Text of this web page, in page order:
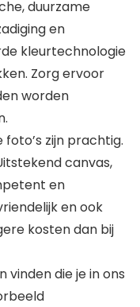
duurzame
en
kleurtechnologie
Zorg ervoor
worden
foto’s zijn prachtig.
canvas,
en
en ook
kosten dan bij
vinden die je in ons